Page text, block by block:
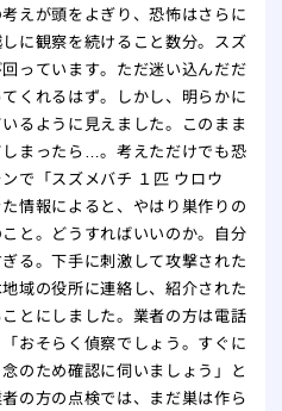
えが頭をよぎり、恐怖はさらに
に観察を続けること数分。スズ
っています。ただ迷い込んだだ
くれるはず。しかし、明らかに
るように見えました。このまま
まったら…。考えただけでも恐
で「スズメバチ １匹 ウロウ
情報によると、やはり巣作りの
と。どうすればいいのか。自分
る。下手に刺激して攻撃された
域の役所に連絡し、紹介された
とにしました。業者の方は電話
おそらく偵察でしょう。すぐに
のため確認に伺いましょう」と
の方の点検では、まだ巣は作ら